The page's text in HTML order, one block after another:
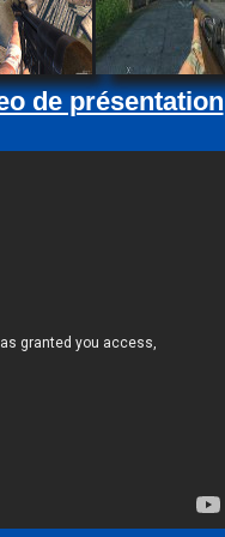
de présentation